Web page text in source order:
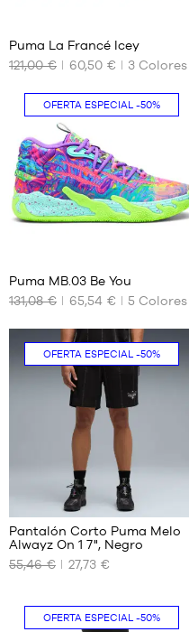
TAMAÑOS
No
Puma La Francé Icey
121,00 €
60,50 € 3 Colores
OFERTA ESPECIAL -50%
TAMAÑOS
Puma MB.03 Be You
131,08 €
65,54 € 5 Colores
OFERTA ESPECIAL -50%
TAMAÑOS
DISPONIBLES
Pantalón Corto Puma Melo
Alwayz On 1 7", Negro
55,46 €
27,73 €
OFERTA ESPECIAL -50%